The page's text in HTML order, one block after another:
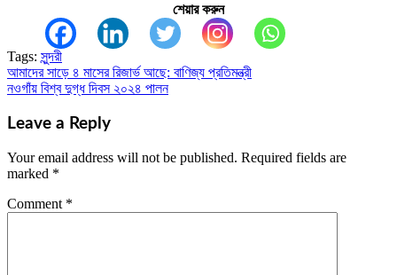
শেয়ার করুন
Tags: সুন্দরী
Post
navigation
আমাদের সাড়ে ৪ মাসের রিজার্ভ আছে: বাণিজ্য প্রতিমন্ত্রী
নওগাঁয় বিশ্ব দুগ্ধ দিবস ২০২৪ পালন
Leave a Reply
Your email address will not be published. Required fields are
marked *
Comment *